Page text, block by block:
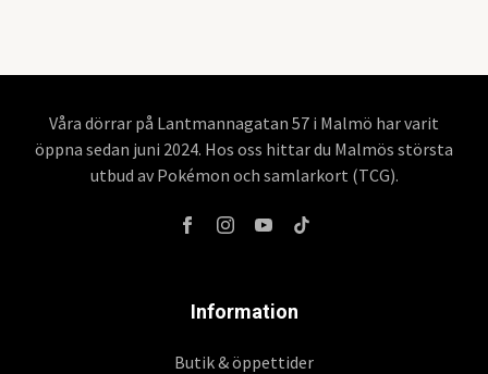
Våra dörrar på Lantmannagatan 57 i Malmö har varit
öppna sedan juni 2024. Hos oss hittar du Malmös största
utbud av Pokémon och samlarkort (TCG).
Information
Butik & öppettider